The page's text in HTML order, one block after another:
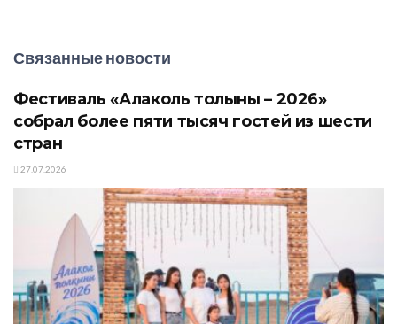
Связанные новости
Фестиваль «Алаколь толқыны – 2026»
собрал более пяти тысяч гостей из шести
стран
27.07.2026